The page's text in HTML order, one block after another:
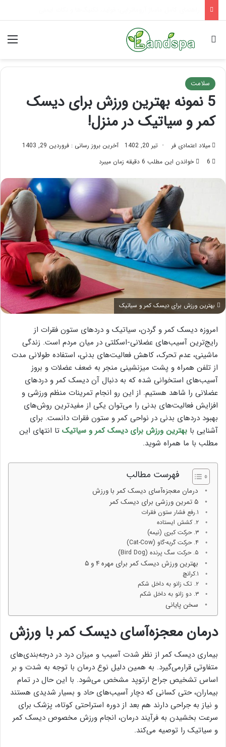
جستجو برای
سلامت
5 نمونه بهترین ورزش برای دیسک
کمر و سیاتیک در منزل!
میلاد اعتمادی فر تیر 20, 1402
آخرین بروز رسانی : فروردین 29, 1403
6
خواندن این مطلب 6 دقیقه زمان میبرد
بهترین ورزش برای دیسک کمر و سیاتیک
امروزه دیسک کمر و گردن، سیاتیک و دردهای ستون فقرات از
رایج‌ترین آسیب‌های عضلانی-اسکلتی در میان مردم است. زندگی
ماشینی، عدم تحرک، کاهش فعالیت‌های بدنی، استفاده طولانی مدت
از تلفن همراه و پشت میزنشینی منجر به ضعف عضلات و بروز
آسیب‌های استخوانی شده که به دنبال آن دیسک کمر و دردهای
عضلانی را شاهد هستیم. از این رو انجام تمرینات منظم ورزشی و
افزایش فعالیت‌های بدنی را می‌توان یکی از مفیدترین روش‌های
بهبود دردهای بدنی در نواحی کمر و ستون فقرات دانست. برای
آشنایی با بهترین ورزش برای دیسک کمر و سیاتیک تا انتهای این
مطلب با ما همراه شوید.
فهرست مطالب
درمان معجزه‌آسای دیسک کمر با ورزش
۵ تمرین ورزشی برای دیسک کمر
۱.رفع فشار ستون فقرات
۲. کشش ایستاده
۳. حرکت کبری (نیمه)
۴. حرکت گربه-گاو (Cat-Cow)
۵. حرکت سگ پرنده (Bird Dog)
بهترین ورزش دیسک کمر برای مهره ۴ و ۵
۱.کرانچ
۲. تک زانو به داخل شکم
۳. دو زانو به داخل شکم
سخن پایانی
درمان معجزه‌آسای دیسک کمر با ورزش
بیماری دیسک کمر از نظر شدت آسیب و میزان درد در درجه‌بندی‌های
متفاوتی قرارمی‌گیرد. به همین دلیل نوع درمان با توجه به شدت و بر
اساس تشخیص جراح ارتوپد مشخص می‌شود. با این حال در تمام
بیماران، حتی کسانی که دچار آسیب‌های حاد و بسیار شدیدی هستند
و نیاز به جراحی دارند هم بعد از دوره استراحتی کوتاه، پزشک برای
سرعت بخشیدن به فرآیند درمان، انجام ورزش مخصوص دیسک کمر
و سیاتیک را توصیه می‌کند.